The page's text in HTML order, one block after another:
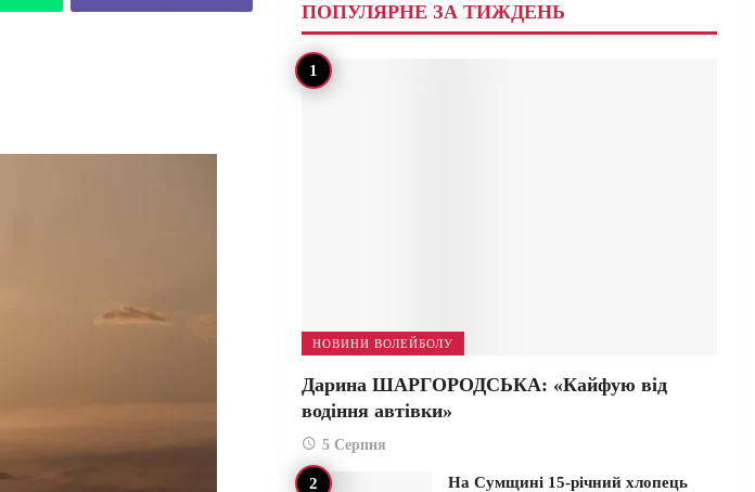
ПОПУЛЯРНЕ ЗА ТИЖДЕНЬ
НОВИНИ ВОЛЕЙБОЛУ
Дарина ШАРГОРОДСЬКА: «Кайфую від
водіння автівки»
5 Серпня
На Сумщині 15-річний хлопець